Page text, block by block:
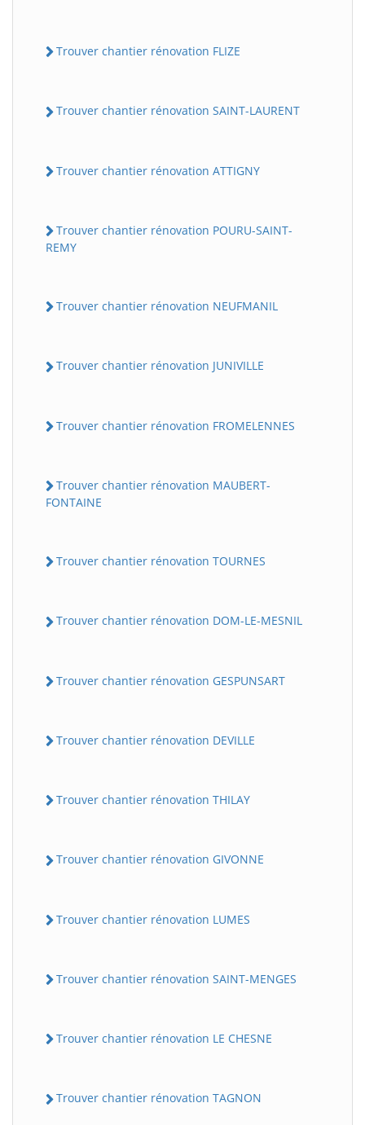
Trouver chantier rénovation FLIZE
Trouver chantier rénovation SAINT-LAURENT
Trouver chantier rénovation ATTIGNY
Trouver chantier rénovation POURU-SAINT-
REMY
Trouver chantier rénovation NEUFMANIL
Trouver chantier rénovation JUNIVILLE
Trouver chantier rénovation FROMELENNES
Trouver chantier rénovation MAUBERT-
FONTAINE
Trouver chantier rénovation TOURNES
Trouver chantier rénovation DOM-LE-MESNIL
Trouver chantier rénovation GESPUNSART
Trouver chantier rénovation DEVILLE
Trouver chantier rénovation THILAY
Trouver chantier rénovation GIVONNE
Trouver chantier rénovation LUMES
Trouver chantier rénovation SAINT-MENGES
Trouver chantier rénovation LE CHESNE
Trouver chantier rénovation TAGNON